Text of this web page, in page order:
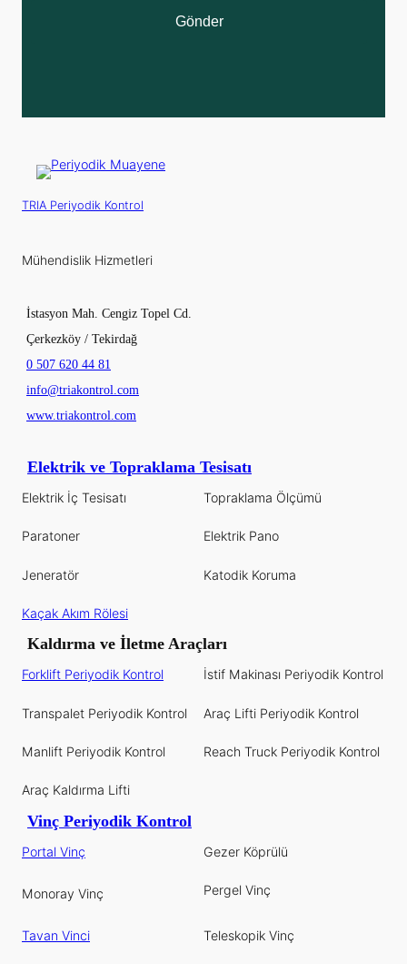
Gönder
TRIA Periyodik Kontrol
Mühendislik Hizmetleri
İstasyon Mah. Cengiz Topel Cd.
Çerkezköy / Tekirdağ
0 507 620 44 81
info@triakontrol.com
www.triakontrol.com
Elektrik ve Topraklama Tesisatı
Elektrik İç Tesisatı Topraklama Ölçümü
Paratoner Elektrik Pano
Jeneratör Katodik Koruma
Kaçak Akım Rölesi
Kaldırma ve İletme Araçları
Forklift Periyodik Kontrol İstif Makinası Periyodik Kontrol
Transpalet Periyodik Kontrol Araç Lifti Periyodik Kontrol
Manlift Periyodik Kontrol Reach Truck Periyodik Kontrol
Araç Kaldırma Lifti
Vinç Periyodik Kontrol
Portal Vinç Gezer Köprülü
Monoray Vinç Pergel Vinç
Tavan Vinci Teleskopik Vinç